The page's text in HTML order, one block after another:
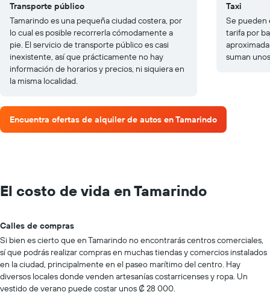
Transporte público
Tamarindo es una pequeña ciudad costera, por
lo cual es posible recorrerla cómodamente a
pie. El servicio de transporte público es casi
inexistente, así que prácticamente no hay
información de horarios y precios, ni siquiera en
la misma localidad.
Taxi
Se pueden
tarifa por
suman
Encuentra ofertas de alquiler de autos en Tamarindo
El costo de vida en Tamarindo
Calles de compras
Si bien es cierto que en Tamarindo no encontrarás centros comerciales,
sí que podrás realizar compras en muchas tiendas y comercios instalados
en la ciudad, principalmente en el paseo marítimo del centro. Hay
diversos locales donde venden artesanías costarricenses y ropa. Un
vestido de verano puede costar unos ₡ 28 000.